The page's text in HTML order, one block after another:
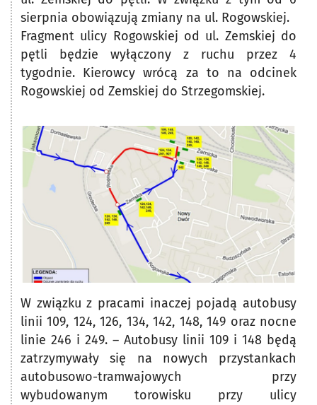
sierpnia obowiązują zmiany na ul. Rogowskiej.
Fragment ulicy Rogowskiej od ul. Zemskiej do
pętli będzie wyłączony z ruchu przez 4
tygodnie. Kierowcy wrócą za to na odcinek
Rogowskiej od Zemskiej do Strzegomskiej.
W związku z pracami inaczej pojadą autobusy
linii 109, 124, 126, 134, 142, 148, 149 oraz nocne
linie 246 i 249. – Autobusy linii 109 i 148 będą
zatrzymywały się na nowych przystankach
autobusowo-tramwajowych przy
wybudowanym torowisku przy ulicy